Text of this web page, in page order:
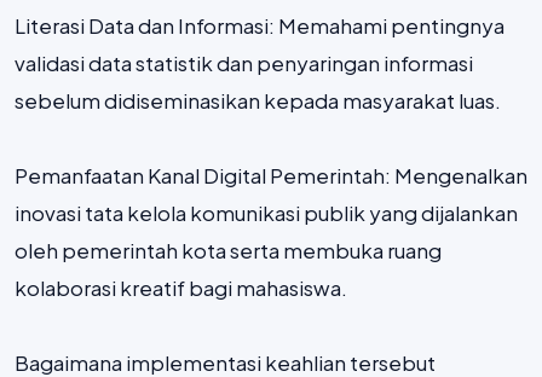
Literasi Data dan Informasi: Memahami pentingnya
validasi data statistik dan penyaringan informasi
sebelum didiseminasikan kepada masyarakat luas.
Pemanfaatan Kanal Digital Pemerintah: Mengenalkan
inovasi tata kelola komunikasi publik yang dijalankan
oleh pemerintah kota serta membuka ruang
kolaborasi kreatif bagi mahasiswa.
Bagaimana implementasi keahlian tersebut